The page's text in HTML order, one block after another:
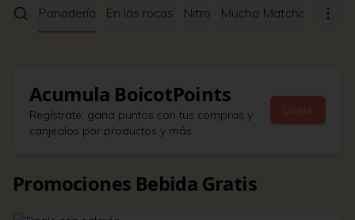
Panadería En las rocas Nitro Mucha Matcha Café
Acumula BoicotPoints
Regístrate, gana puntos con tus compras y
canjealos por productos y más
Únete
Promociones Bebida Gratis